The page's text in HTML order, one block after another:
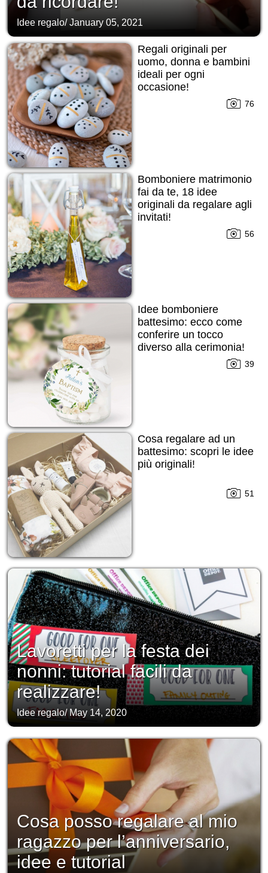
Idee regalo/January 05, 2021
Regali originali per
uomo, donna e bambini
ideali per ogni
occasione!
76
Bomboniere matrimonio
fai da te, 18 idee
originali da regalare agli
invitati!
56
Idee bomboniere
battesimo: ecco come
conferire un tocco
diverso alla cerimonia!
39
Cosa regalare ad un
battesimo: scopri le idee
più originali!
51
Lavoretti per la festa dei
nonni: tutorial facili da
realizzare!
Idee regalo/ May 14, 2020
Cosa posso regalare al mio
ragazzo per l’anniversario,
idee e tutorial